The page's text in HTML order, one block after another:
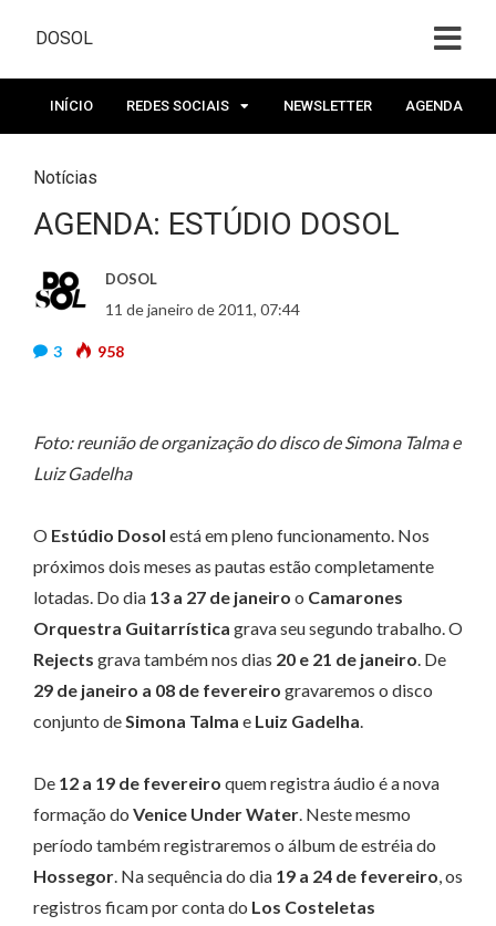
DOSOL
INÍCIO REDES SOCIAIS NEWSLETTER AGENDA
Notícias
AGENDA: ESTÚDIO DOSOL
DOSOL
11 de janeiro de 2011, 07:44
3 958
Foto: reunião de organização do disco de Simona Talma e
Luiz Gadelha
O Estúdio Dosol está em pleno funcionamento. Nos
próximos dois meses as pautas estão completamente
lotadas. Do dia 13 a 27 de janeiro o Camarones
Orquestra Guitarrística grava seu segundo trabalho. O
Rejects grava também nos dias 20 e 21 de janeiro. De
29 de janeiro a 08 de fevereiro gravaremos o disco
conjunto deSimona Talma e Luiz Gadelha.
De 12 a 19 de fevereiro quem registra áudio é a nova
formação do Venice Under Water. Neste mesmo
período também registraremos o álbum de estréia do
Hossegor. Na sequência do dia 19 a 24 de fevereiro, os
registros ficam por conta do Los Costeletas